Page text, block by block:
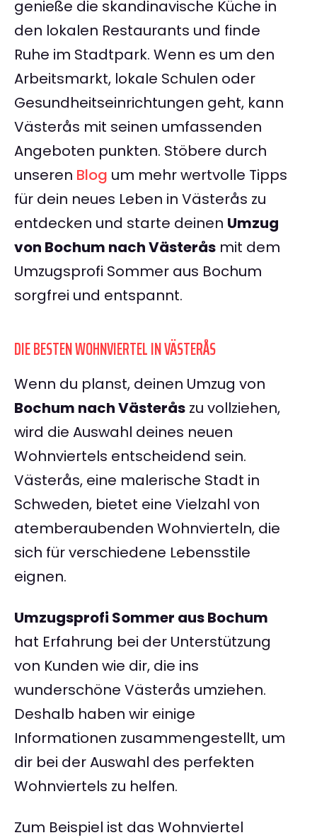
genieße die skandinavische Küche in
den lokalen Restaurants und finde
Ruhe im Stadtpark. Wenn es um den
Arbeitsmarkt, lokale Schulen oder
Gesundheitseinrichtungen geht, kann
Västerås mit seinen umfassenden
Angeboten punkten. Stöbere durch
unseren Blog um mehr wertvolle Tipps
für dein neues Leben in Västerås zu
entdecken und starte deinen Umzug
von Bochum nach Västerås mit dem
Umzugsprofi Sommer aus Bochum
sorgfrei und entspannt.
DIE BESTEN WOHNVIERTEL IN VÄSTERÅS
Wenn du planst, deinen Umzug von
Bochum nach Västerås zu vollziehen,
wird die Auswahl deines neuen
Wohnviertels entscheidend sein.
Västerås, eine malerische Stadt in
Schweden, bietet eine Vielzahl von
atemberaubenden Wohnvierteln, die
sich für verschiedene Lebensstile
eignen.
Umzugsprofi Sommer aus Bochum
hat Erfahrung bei der Unterstützung
von Kunden wie dir, die ins
wunderschöne Västerås umziehen.
Deshalb haben wir einige
Informationen zusammengestellt, um
dir bei der Auswahl des perfekten
Wohnviertels zu helfen.
Zum Beispiel ist das Wohnviertel